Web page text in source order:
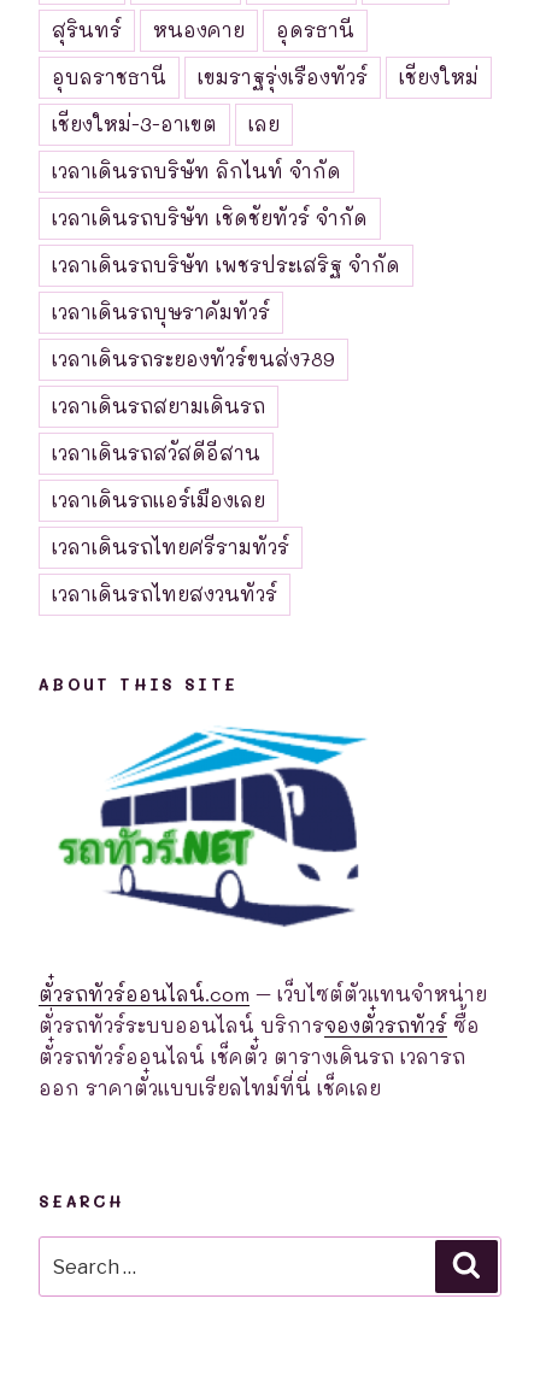
สุรินทร์
หนองคาย
อุดรธานี
อุบลราชธานี
เขมราฐรุ่งเรืองทัวร์
เชียงใหม่
เชียงใหม่-3-อาเขต
เลย
เวลาเดินรถบริษัท ลิกไนท์ จำกัด
เวลาเดินรถบริษัท เชิดชัยทัวร์ จำกัด
เวลาเดินรถบริษัท เพชรประเสริฐ จำกัด
เวลาเดินรถบุษราคัมทัวร์
เวลาเดินรถระยองทัวร์ขนส่ง789
เวลาเดินรถสยามเดินรถ
เวลาเดินรถสวัสดีอีสาน
เวลาเดินรถแอร์เมืองเลย
เวลาเดินรถไทยศรีรามทัวร์
เวลาเดินรถไทยสงวนทัวร์
ABOUT THIS SITE
ตั๋วรถทัวร์ออนไลน์.com – เว็บไซต์ตัวแทนจำหน่าย
ตั่วรถทัวร์ระบบออนไลน์ บริการจองตั๋วรถทัวร์ ซื้อ
ตั๋วรถทัวร์ออนไลน์ เช็คตั๋ว ตารางเดินรถ เวลารถ
ออก ราคาตั๋วแบบเรียลไทม์ที่นี่ เช็คเลย
SEARCH
for: